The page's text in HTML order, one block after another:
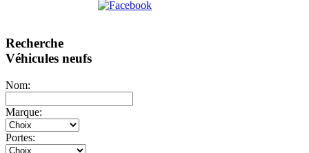
Recherche
Véhicules neufs
Nom:
Marque:
Portes: